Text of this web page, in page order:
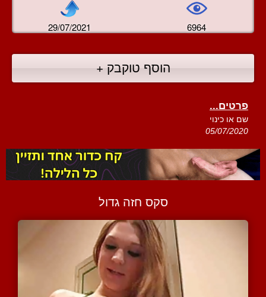
29/07/2021 6964
הוסף טוקבק +
פרטים...
שם או כינוי
05/07/2020
סקס חזה גדול